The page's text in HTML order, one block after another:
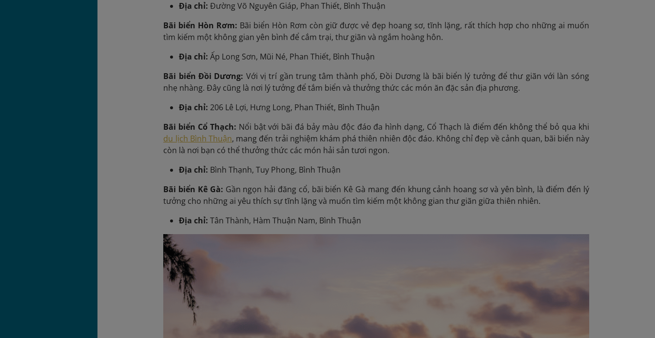
Địa chỉ: Đường Võ Nguyên Giáp, Phan Thiết, Bình Thuận
Bãi biển Hòn Rơm: Bãi biển Hòn Rơm còn giữ được vẻ đẹp hoang sơ, tĩnh lặng, rất thích hợp cho những ai muốn
tìm kiếm một không gian yên bình để cắm trại, thư giãn và ngắm hoàng hôn.
Địa chỉ: Ấp Long Sơn, Mũi Né, Phan Thiết, Bình Thuận
Bãi biển Đồi Dương: Với vị trí gần trung tâm thành phố, Đồi Dương là bãi biển lý tưởng để thư giãn với làn sóng
nhẹ nhàng. Đây cũng là nơi lý tưởng để tắm biển và thưởng thức các món ăn đặc sản địa phương.
Địa chỉ: 206 Lê Lợi, Hưng Long, Phan Thiết, Bình Thuận
Bãi biển Cổ Thạch: Nổi bật với bãi đá bảy màu độc đáo đa hình dạng, Cổ Thạch là điểm đến không thể bỏ qua khi
du lịch Bình Thuận, mang đến trải nghiệm khám phá thiên nhiên độc đáo. Không chỉ đẹp về cảnh quan, bãi biển này
còn là nơi bạn có thể thưởng thức các món hải sản tươi ngon.
Địa chỉ: Bình Thạnh, Tuy Phong, Bình Thuận
Bãi biển Kê Gà: Gần ngọn hải đăng cổ, bãi biển Kê Gà mang đến khung cảnh hoang sơ và yên bình, là điểm đến lý
tưởng cho những ai yêu thích sự tĩnh lặng và muốn tìm kiếm một không gian thư giãn giữa thiên nhiên.
Địa chỉ: Tân Thành, Hàm Thuận Nam, Bình Thuận